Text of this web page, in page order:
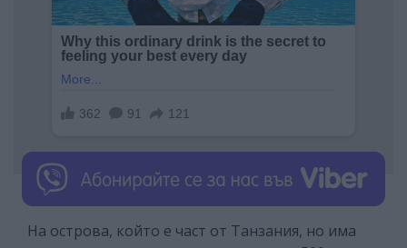
На острова, който е част от Танзания, но има